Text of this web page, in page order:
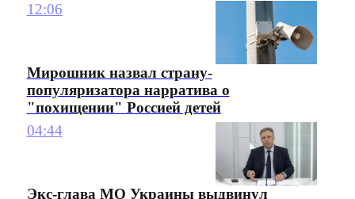
12:06
Мирошник назвал страну-
популяризатора нарратива о
"похищении" Россией детей
04:44
Экс-глава МО Украины выдвинул